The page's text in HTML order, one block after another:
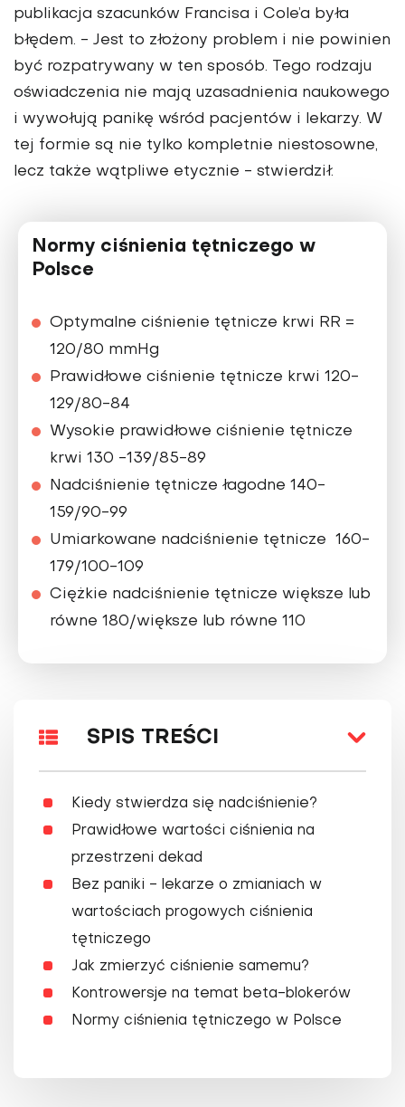
publikacja szacunków Francisa i Cole’a była
błędem. - Jest to złożony problem i nie powinien
być rozpatrywany w ten sposób. Tego rodzaju
oświadczenia nie mają uzasadnienia naukowego
i wywołują panikę wśród pacjentów i lekarzy. W
tej formie są nie tylko kompletnie niestosowne,
lecz także wątpliwe etycznie - stwierdził.
Normy ciśnienia tętniczego w
Polsce
Optymalne ciśnienie tętnicze krwi RR =
120/80 mmHg
Prawidłowe ciśnienie tętnicze krwi 120-
129/80-84
Wysokie prawidłowe ciśnienie tętnicze
krwi 130 -139/85-89
Nadciśnienie tętnicze łagodne 140-
159/90-99
Umiarkowane nadciśnienie tętnicze 160-
179/100-109
Ciężkie nadciśnienie tętnicze większe lub
równe 180/większe lub równe 110
SPIS TREŚCI
Kiedy stwierdza się nadciśnienie?
Prawidłowe wartości ciśnienia na
przestrzeni dekad
Bez paniki - lekarze o zmianiach w
wartościach progowych ciśnienia
tętniczego
Jak zmierzyć ciśnienie samemu?
Kontrowersje na temat beta-blokerów
Normy ciśnienia tętniczego w Polsce